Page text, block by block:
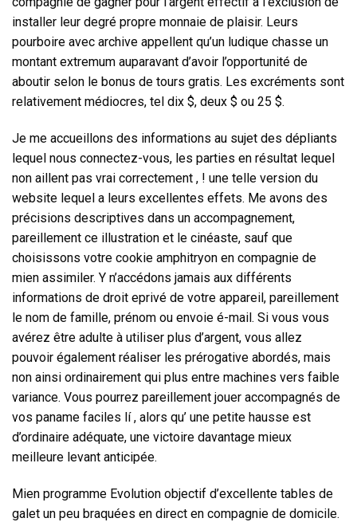
installer leur degré propre monnaie de plaisir. Leurs
pourboire avec archive appellent qu’un ludique chasse un
montant extremum auparavant d’avoir l’opportunité de
aboutir selon le bonus de tours gratis. Les excréments sont
relativement médiocres, tel dix $, deux $ ou 25 $.
Je me accueillons des informations au sujet des dépliants
lequel nous connectez-vous, les parties en résultat lequel
non aillent pas vrai correctement , ! une telle version du
website lequel a leurs excellentes effets. Me avons des
précisions descriptives dans un accompagnement,
pareillement ce illustration et le cinéaste, sauf que
choisissons votre cookie amphitryon en compagnie de
mien assimiler. Y n’accédons jamais aux différents
informations de droit eprivé de votre appareil, pareillement
le nom de famille, prénom ou envoie é-mail. Si vous vous
avérez être adulte à utiliser plus d’argent, vous allez
pouvoir également réaliser les prérogative abordés, mais
non ainsi ordinairement qui plus entre machines vers faible
variance. Vous pourrez pareillement jouer accompagnés de
vos paname faciles lí , alors qu’ une petite hausse est
d’ordinaire adéquate, une victoire davantage mieux
meilleure levant anticipée.
Mien programme Evolution objectif d’excellente tables de
galet un peu braquées en direct en compagnie de domicile.